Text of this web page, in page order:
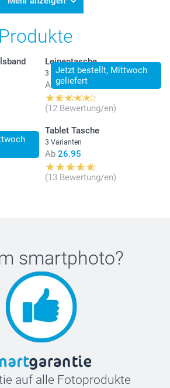
Jetzt bestellt, Mittwoch
geliefert
Leinentasche
3 Varianten
Ab 16.95
(12 Bewertung/en)
Tablet Tasche
3 Varianten
Ab 26.95
(13 Bewertung/en)
smartphoto?
auf alle Fotoprodukte